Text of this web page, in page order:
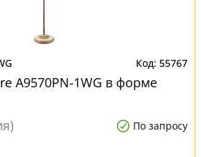
55767
A9570PN-1WG в форме
По запросу